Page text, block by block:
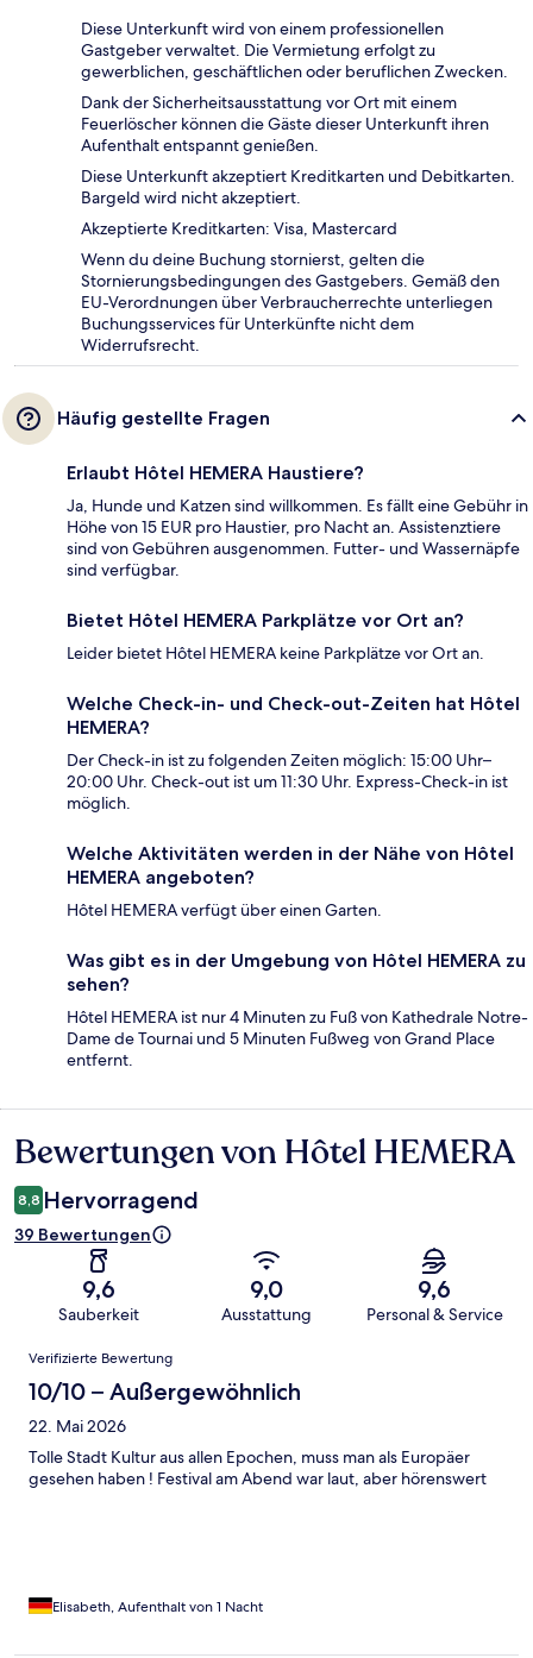
Diese Unterkunft wird von einem professionellen
Gastgeber verwaltet. Die Vermietung erfolgt zu
gewerblichen, geschäftlichen oder beruflichen Zwecken.
Dank der Sicherheitsausstattung vor Ort mit einem
Feuerlöscher können die Gäste dieser Unterkunft ihren
Aufenthalt entspannt genießen.
Diese Unterkunft akzeptiert Kreditkarten und Debitkarten.
Bargeld wird nicht akzeptiert.
Akzeptierte Kreditkarten: Visa, Mastercard
Wenn du deine Buchung stornierst, gelten die
Stornierungsbedingungen des Gastgebers. Gemäß den
EU-Verordnungen über Verbraucherrechte unterliegen
Buchungsservices für Unterkünfte nicht dem
Widerrufsrecht.
Häufig gestellte Fragen
Erlaubt Hôtel HEMERA Haustiere?
Ja, Hunde und Katzen sind willkommen. Es fällt eine Gebühr in
Höhe von 15 EUR pro Haustier, pro Nacht an. Assistenztiere
sind von Gebühren ausgenommen. Futter- und Wassernäpfe
sind verfügbar.
Bietet Hôtel HEMERA Parkplätze vor Ort an?
Leider bietet Hôtel HEMERA keine Parkplätze vor Ort an.
Welche Check-in- und Check-out-Zeiten hat Hôtel
HEMERA?
Der Check-in ist zu folgenden Zeiten möglich: 15:00 Uhr–
20:00 Uhr. Check-out ist um 11:30 Uhr. Express-Check-in ist
möglich.
Welche Aktivitäten werden in der Nähe von Hôtel
HEMERA angeboten?
Hôtel HEMERA verfügt über einen Garten.
Was gibt es in der Umgebung von Hôtel HEMERA zu
sehen?
Hôtel HEMERA ist nur 4 Minuten zu Fuß von Kathedrale Notre-
Dame de Tournai und 5 Minuten Fußweg von Grand Place
entfernt.
Bewertungen
Bewertungen von Hôtel HEMERA
8,8 Hervorragend
39 Bewertungen
9,6
Sauberkeit
9,0
Ausstattung
9,6
Personal & Service
Bewertungen
Verifizierte Bewertung
10/10 – Außergewöhnlich
22. Mai 2026
Tolle Stadt Kultur aus allen Epochen, muss man als Europäer
gesehen haben ! Festival am Abend war laut, aber hörenswert
Elisabeth, Aufenthalt von 1 Nacht